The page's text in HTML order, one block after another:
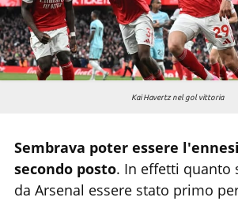
Kai Havertz nel gol vittoria
Sembrava poter essere
secondo posto. In effetti quanto
da Arsenal essere stato primo